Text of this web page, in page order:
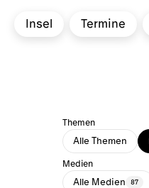
Insel Termine
Themen
Alle Themen
Medien
Alle Medien 87